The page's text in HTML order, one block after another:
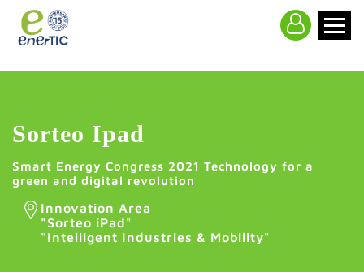
Sorteo Ipad
Smart Energy Congress 2021 Technology for a
green and digital revolution
Innovation Area
"Sorteo iPad"
"Intelligent Industries & Mobility"